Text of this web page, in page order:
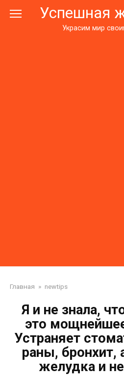
Успешная
Украсим мир
Главная » newtips
Я и не знала,
это
Устраняет
раны, бронхит,
желудка и